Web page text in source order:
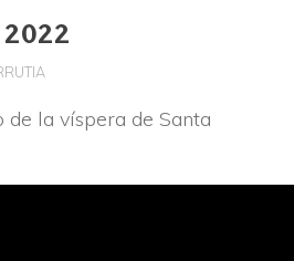
2022
de la víspera de Santa